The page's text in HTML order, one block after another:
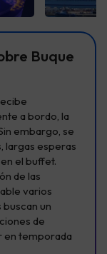
Buque
a bordo, la
embargo, se
largas esperas
el buffet.
de las
varios
buscan un
de
en temporada